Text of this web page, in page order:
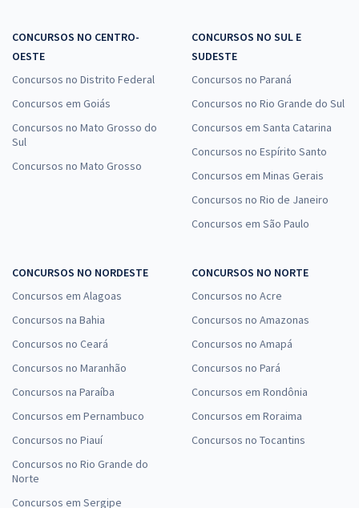
CONCURSOS NO CENTRO-
OESTE
Concursos no Distrito Federal
Concursos em Goiás
Concursos no Mato Grosso do
Sul
Concursos no Mato Grosso
CONCURSOS NO SUL E
SUDESTE
Concursos no Paraná
Concursos no Rio Grande do Sul
Concursos em Santa Catarina
Concursos no Espírito Santo
Concursos em Minas Gerais
Concursos no Rio de Janeiro
Concursos em São Paulo
CONCURSOS NO NORDESTE
Concursos em Alagoas
Concursos na Bahia
Concursos no Ceará
Concursos no Maranhão
Concursos na Paraíba
Concursos em Pernambuco
Concursos no Piauí
Concursos no Rio Grande do
Norte
Concursos em Sergipe
CONCURSOS NO NORTE
Concursos no Acre
Concursos no Amazonas
Concursos no Amapá
Concursos no Pará
Concursos em Rondônia
Concursos em Roraima
Concursos no Tocantins